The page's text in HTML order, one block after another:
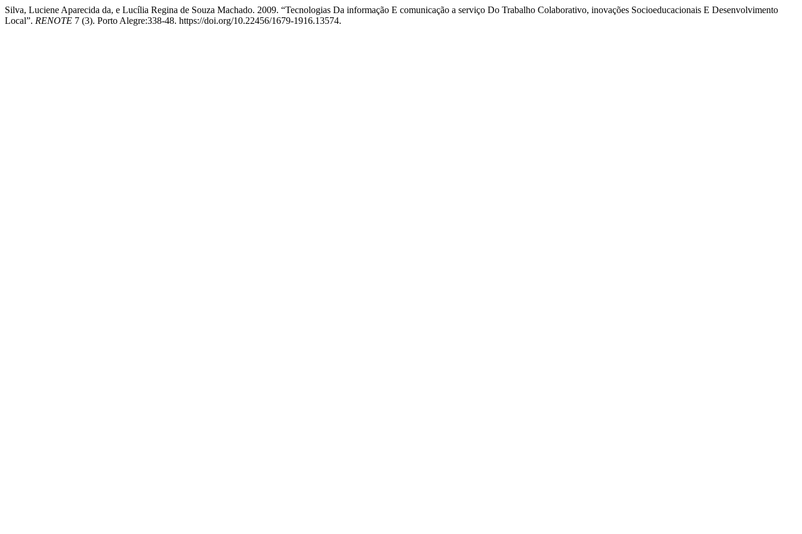
Silva, Luciene Aparecida da, e Lucília Regina de Souza Machado. 2009. “Tecnologias Da informação E comunicação a serviço Do Trabalho Colaborativo, inovações Socioeducacionais E Desenvolvimento
Local”. RENOTE 7 (3). Porto Alegre:338-48. https://doi.org/10.22456/1679-1916.13574.